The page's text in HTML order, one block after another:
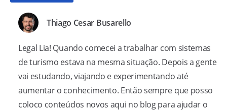
Thiago Cesar Busarello
Legal Lia! Quando comecei a trabalhar com sistemas
de turismo estava na mesma situação. Depois a gente
vai estudando, viajando e experimentando até
aumentar o conhecimento. Então sempre que posso
coloco conteúdos novos aqui no blog para ajudar o